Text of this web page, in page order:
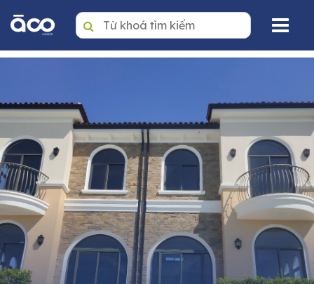
Thuê
Dự án
Văn phòng
Tin tức
Giới thiệu
Dịch vụ quản lý BĐS